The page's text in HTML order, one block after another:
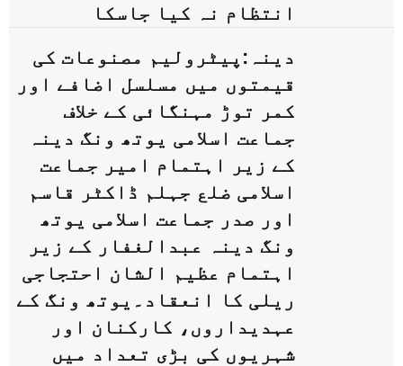
انتظام نہ کیا جاسکا
دینہ:پیٹرولیم مصنوعات کی
قیمتوں میں مسلسل اضافے اور
کمر توڑ مہنگائی کے خلاف
جماعت اسلامی یوتھ ونگ دینہ
کے زیر اہتمام امیر جماعت
اسلامی ضلع جہلم ڈاکٹر قاسم
اور صدر جماعت اسلامی یوتھ
ونگ دینہ عبدالغفار کے زیر
اہتمام عظیم الشان احتجاجی
ریلی کا انعقاد۔یوتھ ونگ کے
عہدیداروں، کارکنان اور
شہریوں کی بڑی تعداد میں